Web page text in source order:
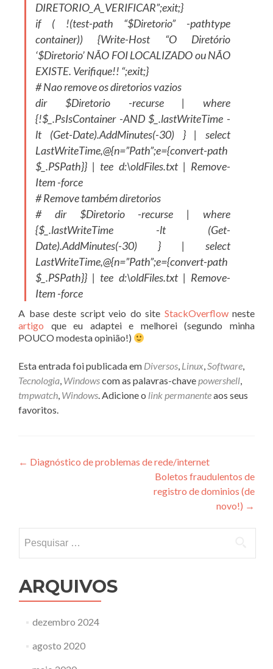
DIRETORIO_A_VERIFICAR”;exit;}
if ( !(test-path “$Diretorio” -pathtype
container)) {Write-Host “O Diretório
‘$Diretorio’ NÃO FOI LOCALIZADO ou NÃO
EXISTE. Verifique!! “;exit;}
# Nao remove os diretorios vazios
dir $Diretorio -recurse | where
{!$_.PsIsContainer -AND $_.lastWriteTime -
lt (Get-Date).AddMinutes(-30) } | select
LastWriteTime,@{n=”Path”;e={convert-path
$_.PSPath}} | tee d:\oldFiles.txt | Remove-
Item -force
# Remove também diretorios
# dir $Diretorio -recurse | where
{$_.lastWriteTime -lt (Get-
Date).AddMinutes(-30) } | select
LastWriteTime,@{n=”Path”;e={convert-path
$_.PSPath}} | tee d:\oldFiles.txt | Remove-
Item -force
A base deste script veio do site StackOverflow neste
artigo que eu adaptei e melhorei (segundo minha
POUCO modesta opinião!)
Esta entrada foi publicada em Diversos, Linux,Software,
Tecnologia, Windowscom as palavras-chavepowershell,
tmpwatch, Windows. Adicione o link permanenteaos seus
favoritos.
Navegação
← Diagnóstico de problemas de rede/internet
Boletos fraudulentos de
registro de dominios (de
novo!) →
por:
ARQUIVOS
dezembro 2024
agosto 2020